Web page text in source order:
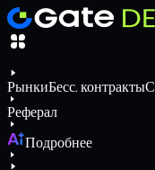
РынкиБесс. контракты
Реферал
Подробнее